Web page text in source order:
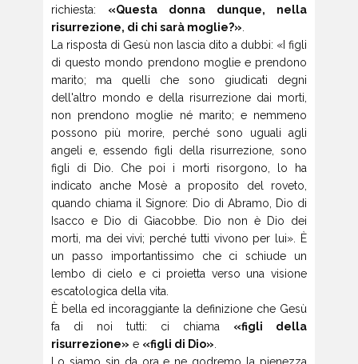
richiesta: «Questa donna dunque, nella
risurrezione, di chi sarà moglie?»
La risposta di Gesù non lascia dito a dubbi: «I figli
di questo mondo prendono moglie e prendono
marito; ma quelli che sono giudicati degni
dell'altro mondo e della risurrezione dai morti,
non prendono moglie né marito; e nemmeno
possono più morire, perché sono uguali agli
angeli e, essendo figli della risurrezione, sono
figli di Dio. Che poi i morti risorgono, lo ha
indicato anche Mosè a proposito del roveto,
quando chiama il Signore: Dio di Abramo, Dio di
Isacco e Dio di Giacobbe. Dio non è Dio dei
morti, ma dei vivi; perché tutti vivono per lui». È
un passo importantissimo che ci schiude un
lembo di cielo e ci proietta verso una visione
escatologica della vita.
È bella ed incoraggiante la definizione che Gesù
fa di noi tutti: ci chiama «figli della
risurrezione» e «figli di Dio»